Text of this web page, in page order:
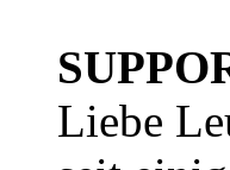
Liebe